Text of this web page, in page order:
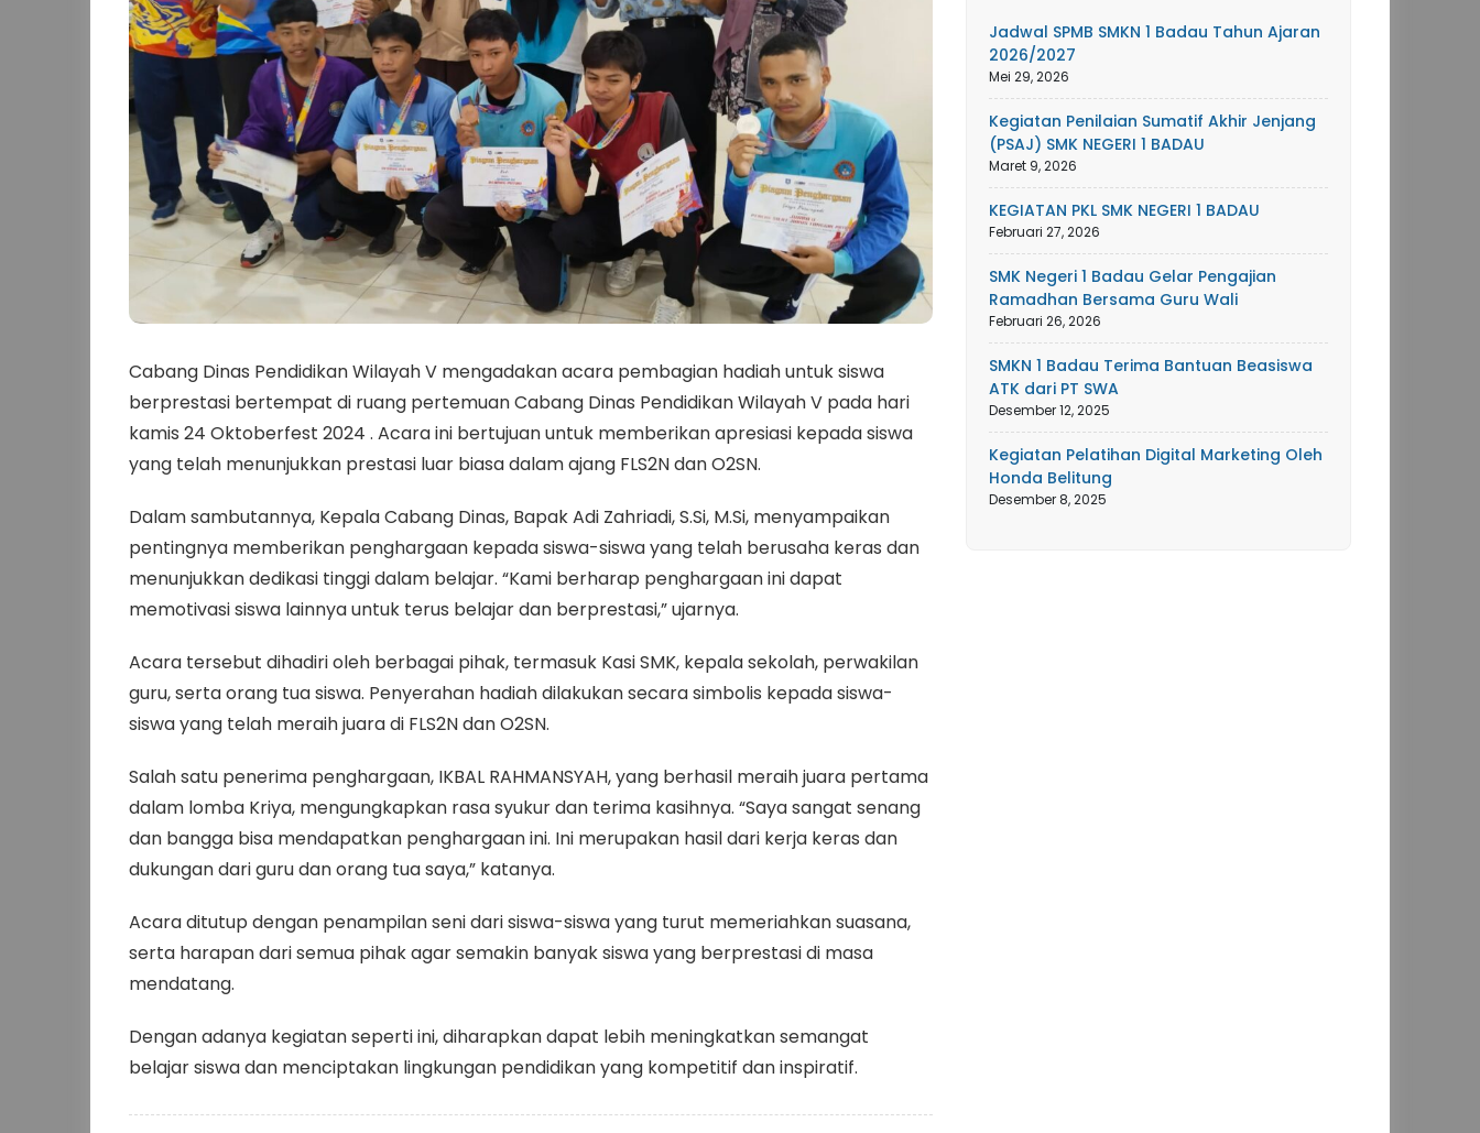
Cabang Dinas Pendidikan Wilayah V mengadakan acara pembagian hadiah untuk siswa
berprestasi bertempat di ruang pertemuan Cabang Dinas Pendidikan Wilayah V pada hari
kamis 24 Oktoberfest 2024 . Acara ini bertujuan untuk memberikan apresiasi kepada siswa
yang telah menunjukkan prestasi luar biasa dalam ajang FLS2N dan O2SN.
Dalam sambutannya, Kepala Cabang Dinas, Bapak Adi Zahriadi, S.Si, M.Si, menyampaikan
pentingnya memberikan penghargaan kepada siswa-siswa yang telah berusaha keras dan
menunjukkan dedikasi tinggi dalam belajar. “Kami berharap penghargaan ini dapat
memotivasi siswa lainnya untuk terus belajar dan berprestasi,” ujarnya.
Acara tersebut dihadiri oleh berbagai pihak, termasuk Kasi SMK, kepala sekolah, perwakilan
guru, serta orang tua siswa. Penyerahan hadiah dilakukan secara simbolis kepada siswa-
siswa yang telah meraih juara di FLS2N dan O2SN.
Salah satu penerima penghargaan, IKBAL RAHMANSYAH, yang berhasil meraih juara pertama
dalam lomba Kriya, mengungkapkan rasa syukur dan terima kasihnya. “Saya sangat senang
dan bangga bisa mendapatkan penghargaan ini. Ini merupakan hasil dari kerja keras dan
dukungan dari guru dan orang tua saya,” katanya.
Acara ditutup dengan penampilan seni dari siswa-siswa yang turut memeriahkan suasana,
serta harapan dari semua pihak agar semakin banyak siswa yang berprestasi di masa
mendatang.
Dengan adanya kegiatan seperti ini, diharapkan dapat lebih meningkatkan semangat
belajar siswa dan menciptakan lingkungan pendidikan yang kompetitif dan inspiratif.
Jadwal SPMB SMKN 1 Badau Tahun Ajaran
2026/2027
Mei 29, 2026
Kegiatan Penilaian Sumatif Akhir Jenjang
(PSAJ) SMK NEGERI 1 BADAU
Maret 9, 2026
KEGIATAN PKL SMK NEGERI 1 BADAU
Februari 27, 2026
SMK Negeri 1 Badau Gelar Pengajian
Ramadhan Bersama Guru Wali
Februari 26, 2026
SMKN 1 Badau Terima Bantuan Beasiswa
ATK dari PT SWA
Desember 12, 2025
Kegiatan Pelatihan Digital Marketing Oleh
Honda Belitung
Desember 8, 2025